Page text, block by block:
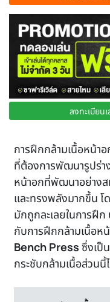
ลงทะเบียน
การฝึกกล้ามเนื้อหน้า
ที่ต้องการพัฒนารูปร่า
หน้าอกที่พัฒนาอย่างส
และทรงพลังมากขึ้น โ
มักถูกละเลยในการฝึก
กับการฝึกกล้ามเนื้อห
Bench Press ซึ่งเป็
กระชับกล้ามเนื้อส่วน